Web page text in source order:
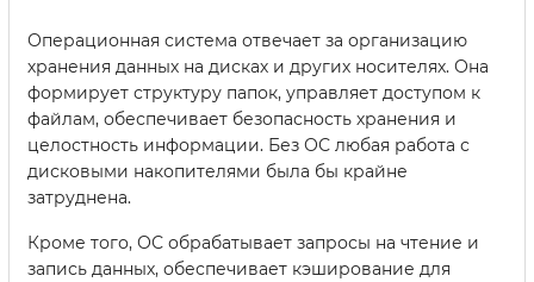
Операционная система отвечает за организацию
хранения данных на дисках и других носителях. Она
формирует структуру папок, управляет доступом к
файлам, обеспечивает безопасность хранения и
целостность информации. Без ОС любая работа с
дисковыми накопителями была бы крайне
затруднена.
Кроме того, ОС обрабатывает запросы на чтение и
запись данных, обеспечивает кэширование для